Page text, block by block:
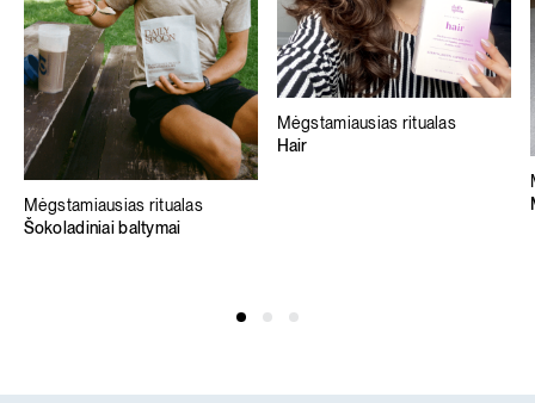
Mėgstamiausias ritualas
Šokoladiniai baltymai
Mėgstamiausias ritualas
Hair